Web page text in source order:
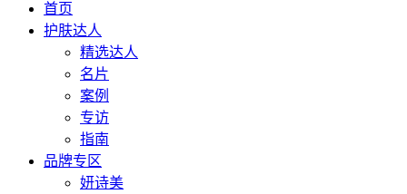
首页
护肤达人
精选达人
名片
案例
专访
指南
品牌专区
妍诗美